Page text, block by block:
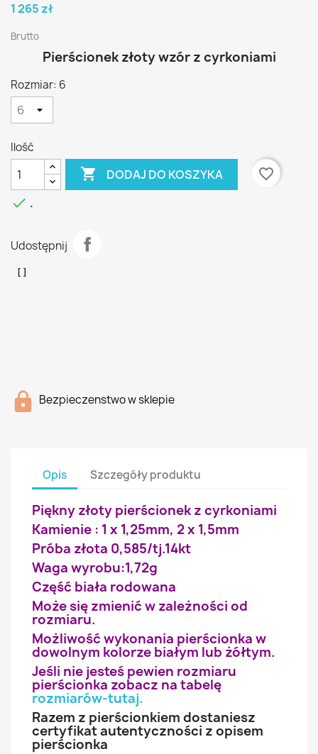
1 265 zł
Brutto
Pierścionek złoty wzór z cyrkoniami
Rozmiar: 6
Ilość
 DODAJ DO KOSZYKA
favorite_border
 .
Udostępnij
Bezpieczenstwo w sklepie
Opis Szczegóły produktu
Piękny złoty pierścionek z cyrkoniami
Kamienie : 1 x 1,25mm, 2 x 1,5mm
Próba złota 0,585/tj.14kt
Waga wyrobu:1,72g
Część biała rodowana
Może się zmienić w zależności od
rozmiaru.
Możliwość wykonania pierścionka w
dowolnym kolorze białym lub żółtym.
Jeśli nie jesteś pewien rozmiaru
pierścionka zobacz na tabelę
rozmiarów-tutaj.
Razem z pierścionkiem dostaniesz
certyfikat autentyczności z opisem
pierścionka